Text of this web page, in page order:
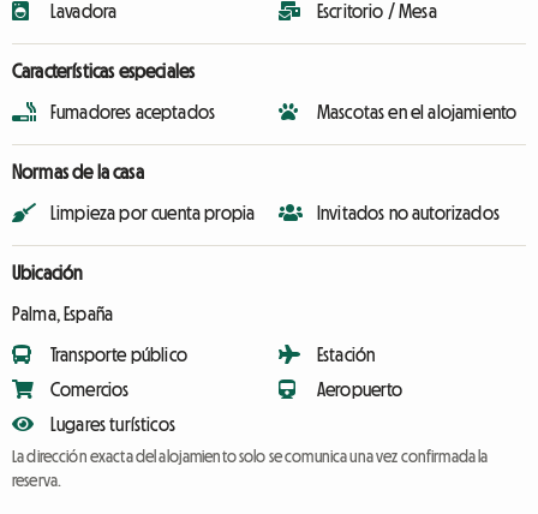
Lavadora
Escritorio / Mesa
Características especiales
Fumadores aceptados Mascotas en el alojamiento
Normas de la casa
Limpieza por cuenta propia Invitados no autorizados
Ubicación
Palma, España
Transporte público
Comercios
Lugares turísticos
Estación
Aeropuerto
La dirección exacta del alojamiento solo se comunica una vez confirmada la
reserva.